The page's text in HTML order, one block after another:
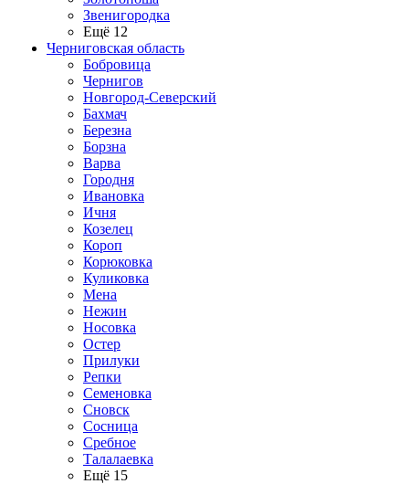
Звенигородка
Ещё 12
Черниговская область
Бобровица
Чернигов
Новгород-Северский
Бахмач
Березна
Борзна
Варва
Городня
Ивановка
Ичня
Козелец
Короп
Корюковка
Куликовка
Мена
Нежин
Носовка
Остер
Прилуки
Репки
Семеновка
Сновск
Сосница
Сребное
Талалаевка
Ещё 15